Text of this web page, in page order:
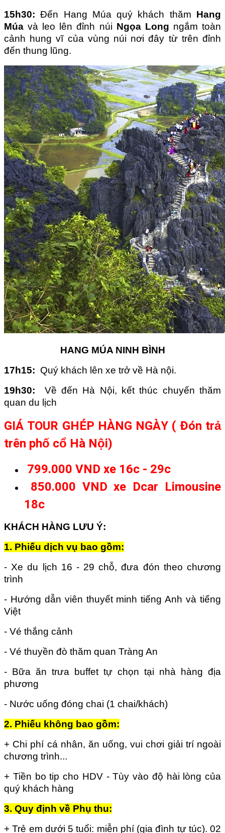
15h30:Đến Hang Múa quý khách thăm Hang
Múa và leo lên đỉnh núi Ngọa Long ngắm toàn
cảnh hung vĩ của vùng núi nơi đây từ trên đỉnh
đến thung lũng.
HANG MÚA NINH BÌNH
17h15: Quý khách lên xe trở về Hà nội.
19h30: Về đến Hà Nội, kết thúc chuyến thăm
quan du lịch
GIÁ TOUR GHÉP HÀNG NGÀY ( Đón trả
trên phố cổ Hà Nội)
799.000 VND xe 16c - 29c
850.000 VND xe Dcar Limousine
18c
KHÁCH HÀNG LƯU Ý:
1. Phiếu dịch vụ bao gồm:
- Xe du lịch 16 - 29 chỗ, đưa đón theo chương
trình
- Hướng dẫn viên thuyết minh tiếng Anh và tiếng
Việt
- Vé thắng cảnh
- Vé thuyền đò thăm quan Tràng An
- Bữa ăn trưa buffet tự chọn tại nhà hàng địa
phương
- Nước uống đóng chai (1 chai/khách)
2. Phiếu không bao gồm:
+ Chi phí cá nhân, ăn uống, vui chơi giải trí ngoài
chương trình...
+ Tiền bo tip cho HDV - Tùy vào độ hài lòng của
quý khách hàng
3. Quy định về Phụ thu:
+ Trẻ em dưới 5 tuổi: miễn phí (gia đình tự túc). 02